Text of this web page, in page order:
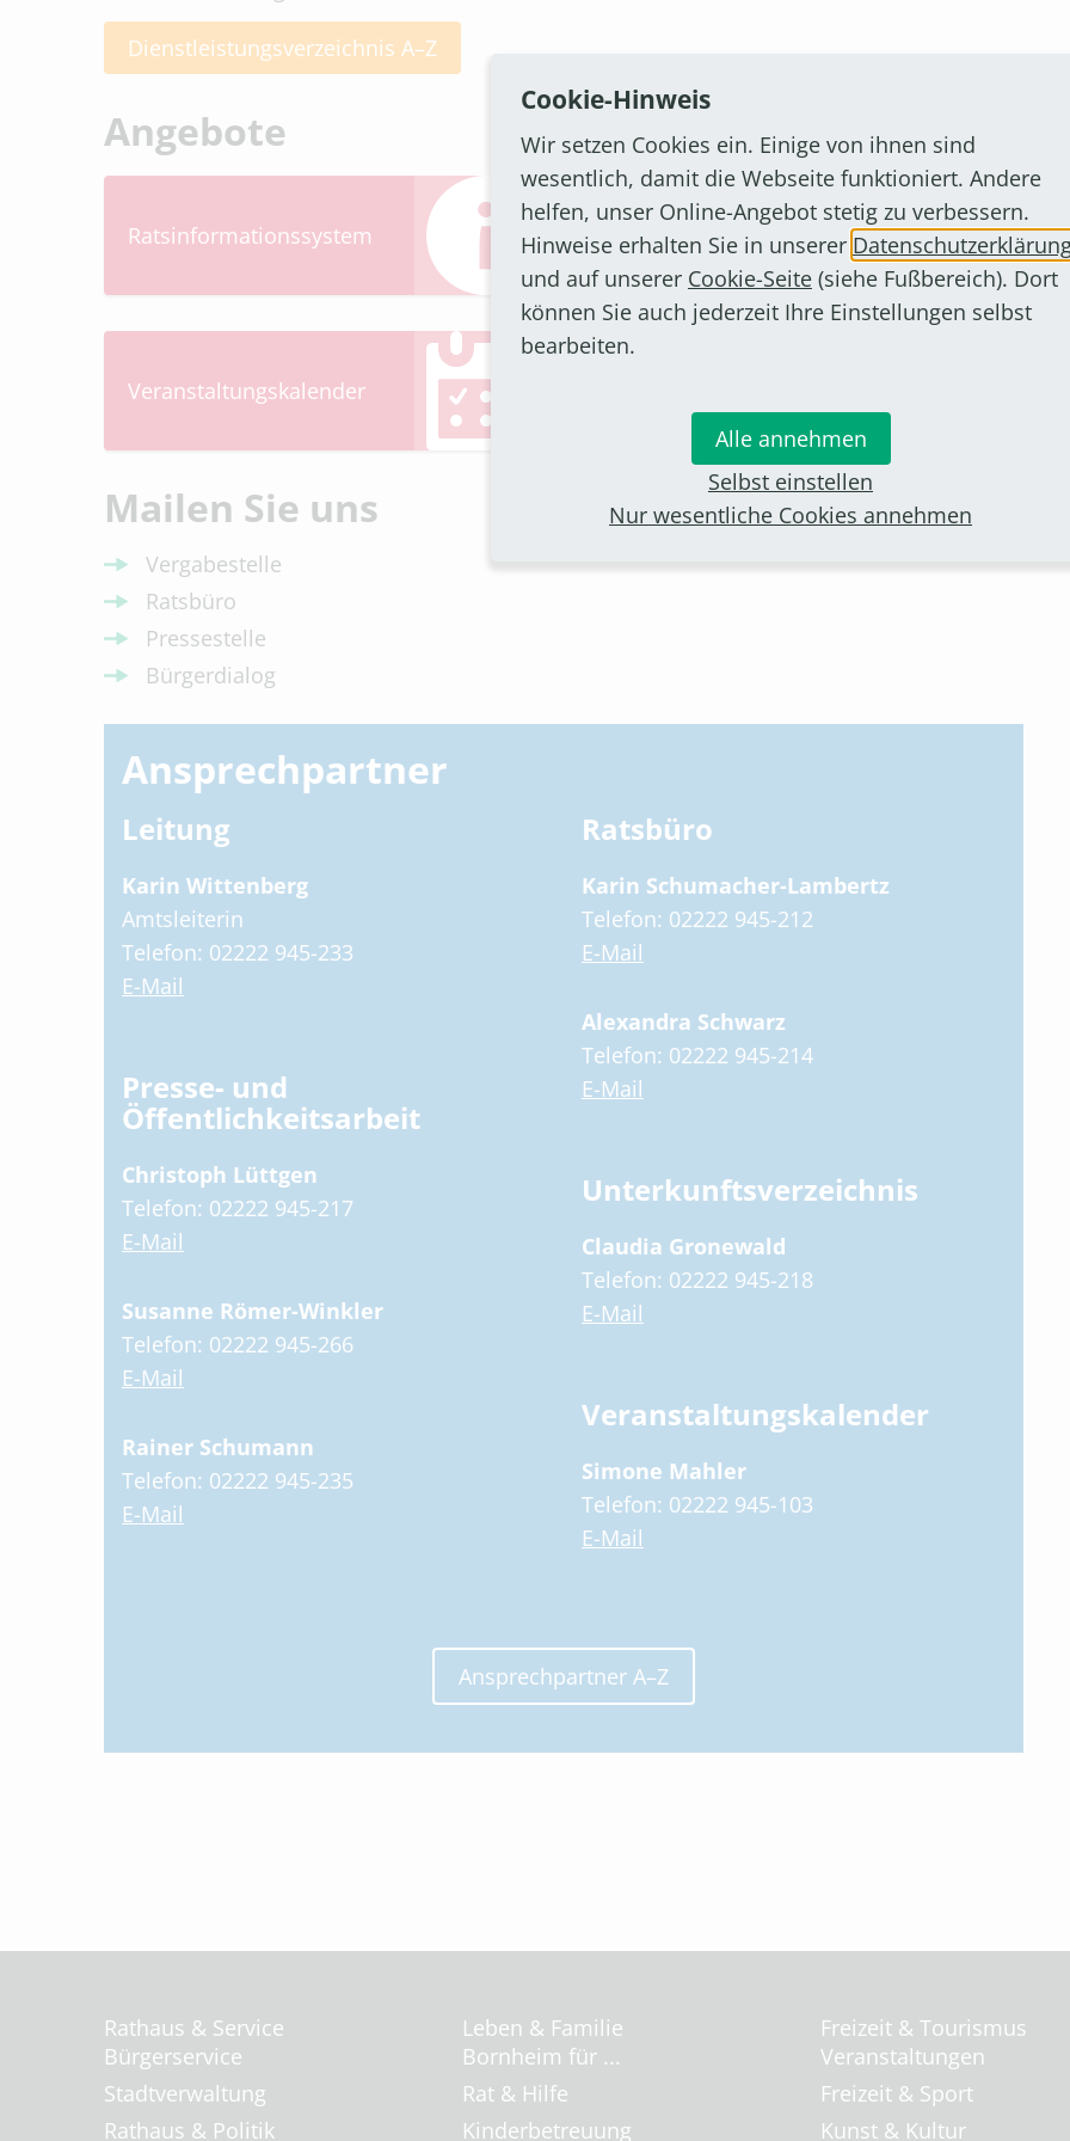
Dienstleistungsverzeichnis A–Z
Angebote
Ratsinformationssystem Unterkunftsverzeichnis
Veranstaltungskalender
Mailen Sie uns
Vergabestelle
Ratsbüro
Pressestelle
Bürgerdialog
Ansprechpartner
Leitung
Karin Wittenberg
Amtsleiterin
Telefon: 02222 945-233
E-Mail
Presse- und
Öffentlichkeitsarbeit
Christoph Lüttgen
Telefon: 02222 945-217
E-Mail
Susanne Römer-Winkler
Telefon: 02222 945-266
E-Mail
Rainer Schumann
Telefon: 02222 945-235
E-Mail
Ratsbüro
Karin Schumacher-Lambertz
Telefon: 02222 945-212
E-Mail
Alexandra Schwarz
Telefon: 02222 945-214
E-Mail
Unterkunftsverzeichnis
Claudia Gronewald
Telefon: 02222 945-218
E-Mail
Veranstaltungskalender
Simone Mahler
Telefon: 02222 945-103
E-Mail
Ansprechpartner A–Z
Rathaus & Service
Bürgerservice
Stadtverwaltung
Rathaus & Politik
Leben & Familie
Bornheim für ...
Rat & Hilfe
Kinderbetreuung
Freizeit & Tourismus
Veranstaltungen
Freizeit & Sport
Kunst & Kultur
Cookie-Hinweis
Wir setzen Cookies ein. Einige von ihnen sind
wesentlich, damit die Webseite funktioniert. Andere
helfen, unser Online-Angebot stetig zu verbessern.
Hinweise erhalten Sie in unserer
und auf unserer Cookie-Seite (siehe Fußbereich). Dort
können Sie auch jederzeit Ihre Einstellungen selbst
bearbeiten.
Alle annehmen
Selbst einstellen
Nur wesentliche Cookies annehmen